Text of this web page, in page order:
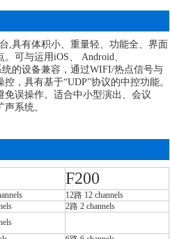
,具有体积小、重量轻、功能全、界面
可与运用iOS、 Android、
统的设备兼容，通过WIFI/热点信号与
，具有基于“UDP”协议的中控功能。
误操作。适合中小型演出、会议
系统。
F200
12路 12 channels
2路 2 channels